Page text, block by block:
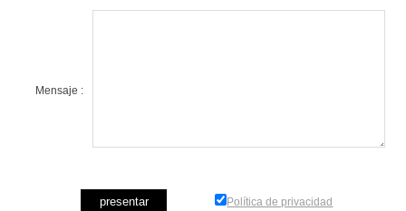
Mensaje :
Política de privacidad